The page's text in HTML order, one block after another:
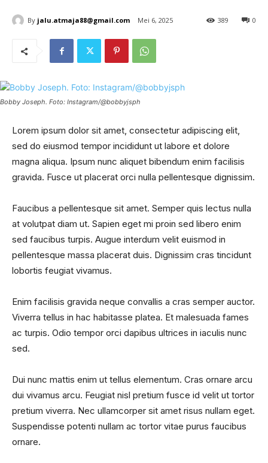
By jalu.atmaja88@gmail.com Mei 6, 2025 0
389
Bobby Joseph. Foto: Instagram/@bobbyjsph
Lorem ipsum dolor sit amet, consectetur adipiscing elit,
sed do eiusmod tempor incididunt ut labore et dolore
magna aliqua. Ipsum nunc aliquet bibendum enim facilisis
gravida. Fusce ut placerat orci nulla pellentesque dignissim.
Faucibus a pellentesque sit amet. Semper quis lectus nulla
at volutpat diam ut. Sapien eget mi proin sed libero enim
sed faucibus turpis. Augue interdum velit euismod in
pellentesque massa placerat duis. Dignissim cras tincidunt
lobortis feugiat vivamus.
Enim facilisis gravida neque convallis a cras semper auctor.
Viverra tellus in hac habitasse platea. Et malesuada fames
ac turpis. Odio tempor orci dapibus ultrices in iaculis nunc
sed.
Dui nunc mattis enim ut tellus elementum. Cras ornare arcu
dui vivamus arcu. Feugiat nisl pretium fusce id velit ut tortor
pretium viverra. Nec ullamcorper sit amet risus nullam eget.
Suspendisse potenti nullam ac tortor vitae purus faucibus
ornare.